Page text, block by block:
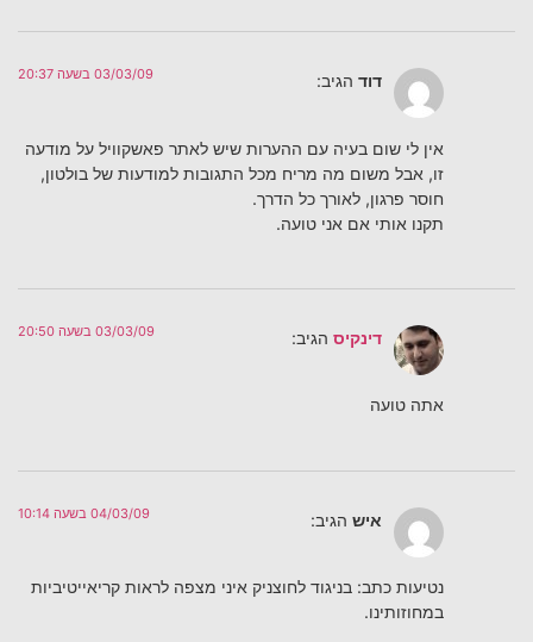
דוד הגיב: 03/03/09 בשעה 20:37
אין לי שום בעיה עם ההערות שיש לאתר פאשקוויל על מודעה
זו, אבל משום מה מריח מכל התגובות למודעות של בולטון,
חוסר פרגון, לאורך כל הדרך.
תקנו אותי אם אני טועה.
דינקיס הגיב: 03/03/09 בשעה 20:50
אתה טועה
איש הגיב: 04/03/09 בשעה 10:14
נטיעות כתב: בניגוד לחוצניק איני מצפה לראות קריאייטיביות
במחוזותינו.